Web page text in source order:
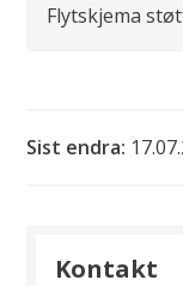
Flytskjema
Sist endra
Kontakt